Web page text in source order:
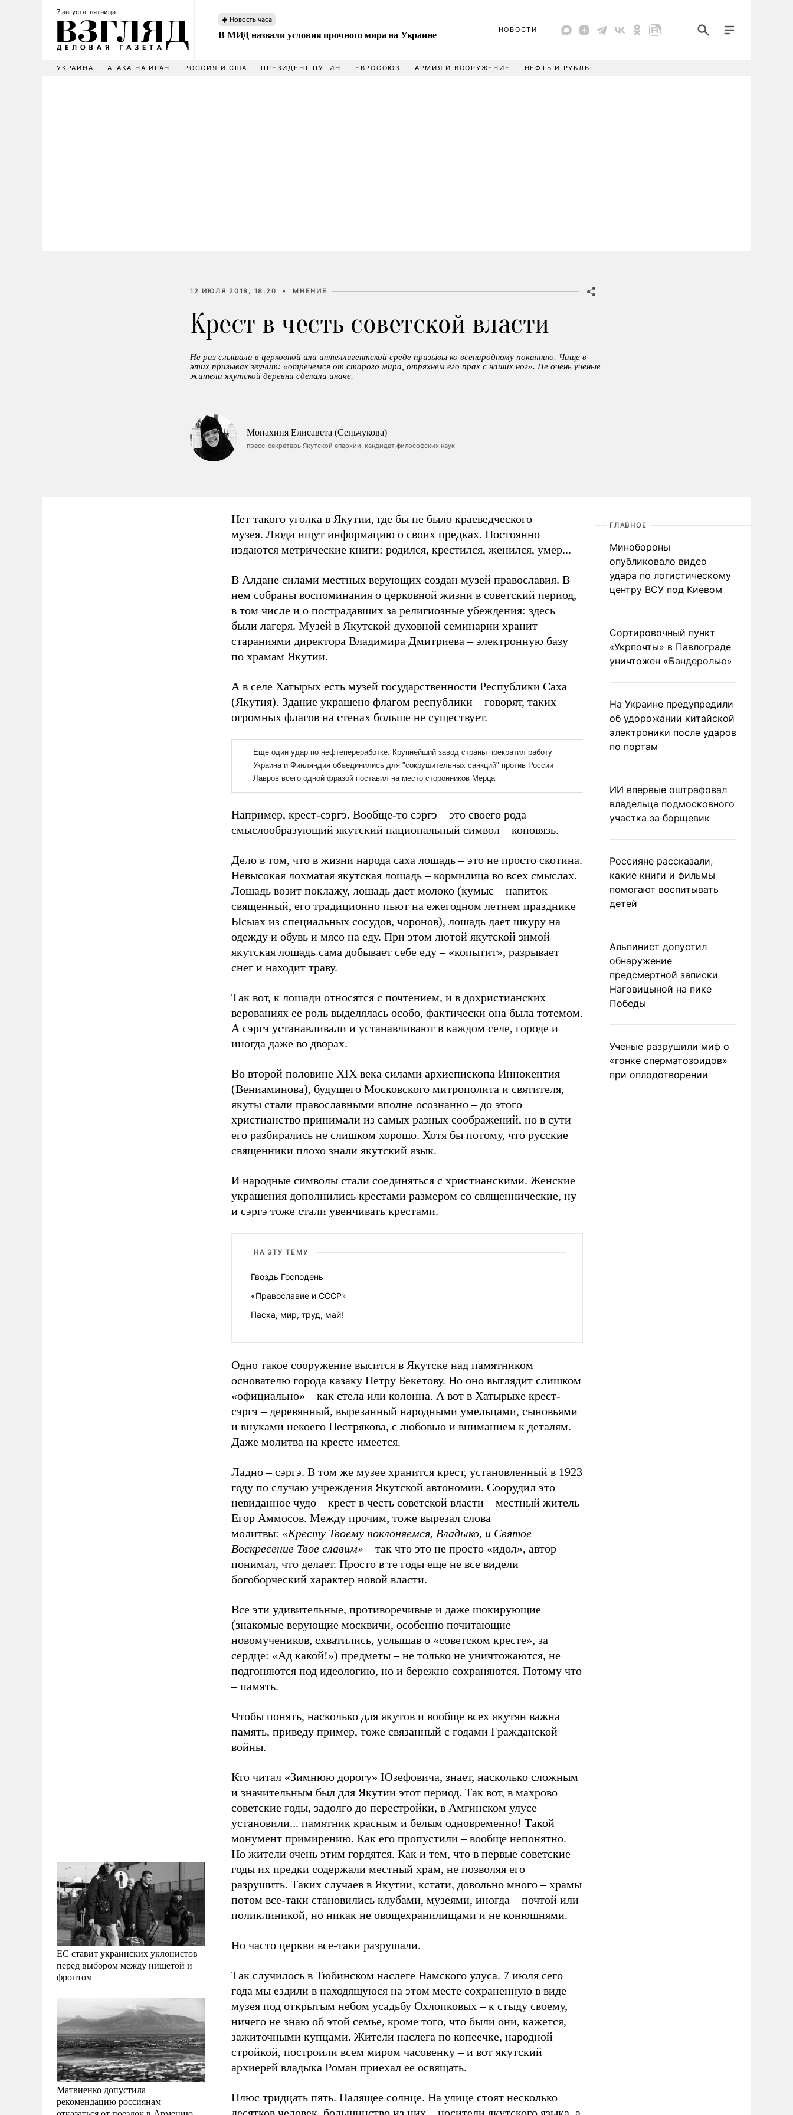
7 августа, пятница
Новость часа
В МИД назвали условия прочного мира на Украине НОВОСТИ
УКРАИНА АТАКА НА ИРАН РОССИЯ И США ПРЕЗИДЕНТ ПУТИН ЕВРОСОЮЗ АРМИЯ И ВООРУЖЕНИЕ НЕФТЬ И РУБЛЬ
12 ИЮЛЯ 2018, 18:20 • МНЕНИЕ
Крест в честь советской власти
Не раз слышала в церковной или интеллигентской среде призывы ко всенародному покаянию. Чаще в
этих призывах звучит: «отречемся от старого мира, отряхнем его прах с наших ног». Не очень ученые
жители якутской деревни сделали иначе.
Монахиня Елисавета (Сеньчукова)
пресс-секретарь Якутской епархии, кандидат философских наук
ЕС ставит украинских уклонистов
перед выбором между нищетой и
фронтом
Матвиенко допустила
рекомендацию россиянам
Нет такого уголка в Якутии, где бы не было краеведческого
музея. Люди ищут информацию о своих предках. Постоянно
издаются метрические книги: родился, крестился, женился, умер...
В Алдане силами местных верующих создан музей православия. В
нем собраны воспоминания о церковной жизни в советский период,
в том числе и о пострадавших за религиозные убеждения: здесь
были лагеря. Музей в Якутской духовной семинарии хранит –
стараниями директора Владимира Дмитриева – электронную базу
по храмам Якутии.
А в селе Хатырых есть музей государственности Республики Саха
(Якутия). Здание украшено флагом республики – говорят, таких
огромных флагов на стенах больше не существует.
Например, крест-сэргэ. Вообще-то сэргэ – это своего рода
смыслообразующий якутский национальный символ – коновязь.
Дело в том, что в жизни народа саха лошадь – это не просто скотина.
Невысокая лохматая якутская лошадь – кормилица во всех смыслах.
Лошадь возит поклажу, лошадь дает молоко (кумыс – напиток
священный, его традиционно пьют на ежегодном летнем празднике
Ысыах из специальных сосудов, чоронов), лошадь дает шкуру на
одежду и обувь и мясо на еду. При этом лютой якутской зимой
якутская лошадь сама добывает себе еду – «копытит», разрывает
снег и находит траву.
Так вот, к лошади относятся с почтением, и в дохристианских
верованиях ее роль выделялась особо, фактически она была тотемом.
А сэргэ устанавливали и устанавливают в каждом селе, городе и
иногда даже во дворах.
Во второй половине XIX века силами архиепископа Иннокентия
(Вениаминова), будущего Московского митрополита и святителя,
якуты стали православными вполне осознанно – до этого
христианство принимали из самых разных соображений, но в сути
его разбирались не слишком хорошо. Хотя бы потому, что русские
священники плохо знали якутский язык.
И народные символы стали соединяться с христианскими. Женские
украшения дополнились крестами размером со священнические, ну
и сэргэ тоже стали увенчивать крестами.
НА ЭТУ ТЕМУ
Гвоздь Господень
«Православие и СССР»
Пасха, мир, труд, май!
Одно такое сооружение высится в Якутске над памятником
основателю города казаку Петру Бекетову. Но оно выглядит слишком
«официально» – как стела или колонна. А вот в Хатырыхе крест-
сэргэ – деревянный, вырезанный народными умельцами, сыновьями
и внуками некоего Пестрякова, с любовью и вниманием к деталям.
Даже молитва на кресте имеется.
Ладно – сэргэ. В том же музее хранится крест, установленный в 1923
году по случаю учреждения Якутской автономии. Соорудил это
невиданное чудо – крест в честь советской власти – местный житель
Егор Аммосов. Между прочим, тоже вырезал слова
молитвы: «Кресту Твоему поклоняемся, Владыко, и Святое
Воскресение Твое славим»– так что это не просто «идол», автор
понимал, что делает. Просто в те годы еще не все видели
богоборческий характер новой власти.
Все эти удивительные, противоречивые и даже шокирующие
(знакомые верующие москвичи, особенно почитающие
новомучеников, схватились, услышав о «советском кресте», за
сердце: «Ад какой!») предметы – не только не уничтожаются, не
подгоняются под идеологию, но и бережно сохраняются. Потому что
– память.
Чтобы понять, насколько для якутов и вообще всех якутян важна
память, приведу пример, тоже связанный с годами Гражданской
войны.
Кто читал «Зимнюю дорогу» Юзефовича, знает, насколько сложным
и значительным был для Якутии этот период. Так вот, в махрово
советские годы, задолго до перестройки, в Амгинском улусе
установили... памятник красным и белым одновременно! Такой
монумент примирению. Как его пропустили – вообще непонятно.
Но жители очень этим гордятся. Как и тем, что в первые советские
годы их предки содержали местный храм, не позволяя его
разрушить. Таких случаев в Якутии, кстати, довольно много – храмы
потом все-таки становились клубами, музеями, иногда – почтой или
поликлиникой, но никак не овощехранилищами и не конюшнями.
Но часто церкви все-таки разрушали.
Так случилось в Тюбинском наслеге Намского улуса. 7 июля сего
года мы ездили в находящуюся на этом месте сохраненную в виде
музея под открытым небом усадьбу Охлопковых – к стыду своему,
ничего не знаю об этой семье, кроме того, что были они, кажется,
зажиточными купцами. Жители наслега по копеечке, народной
стройкой, построили всем миром часовенку – и вот якутский
архиерей владыка Роман приехал ее освящать.
Плюс тридцать пять. Палящее солнце. На улице стоят несколько
ГЛАВНОЕ
Минобороны
опубликовало видео
удара по логистическому
центру ВСУ под Киевом
Сортировочный пункт
«Укрпочты» в Павлограде
уничтожен «Бандеролью»
На Украине предупредили
об удорожании китайской
электроники после ударов
по портам
ИИ впервые оштрафовал
владельца подмосковного
участка за борщевик
Россияне рассказали,
какие книги и фильмы
помогают воспитывать
детей
Альпинист допустил
обнаружение
предсмертной записки
Наговицыной на пике
Победы
Ученые разрушили миф о
«гонке сперматозоидов»
при оплодотворении